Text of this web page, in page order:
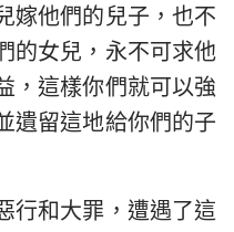
嫁他們的兒子，也不
的女兒，永不可求他
，這樣你們就可以強
遺留這地給你們的子
行和大罪，遭遇了這